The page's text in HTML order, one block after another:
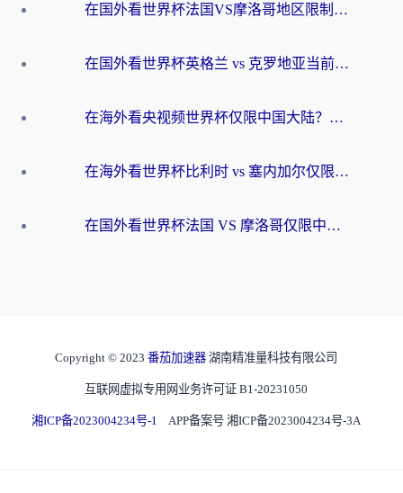
在国外看世界杯法国VS摩洛哥地区限制？这篇指南让你流畅看中文解说无压力
在国外看世界杯英格兰 vs 克罗地亚当前地区不可播放？这篇指南帮你搞定所有海外观赛难题
在海外看央视频世界杯仅限中国大陆？这篇指南帮你解锁中文解说+无卡顿直播
在海外看世界杯比利时 vs 塞内加尔仅限中国大陆？我找到了最流畅的中文解说之路
在国外看世界杯法国 VS 摩洛哥仅限中国大陆？海外党这样看中文解说赛事不卡顿
Copyright © 2023 番茄加速器 湖南精准量科技有限公司
互联网虚拟专用网业务许可证 B1-20231050
湘ICP备2023004234号-1 APP备案号 湘ICP备2023004234号-3A